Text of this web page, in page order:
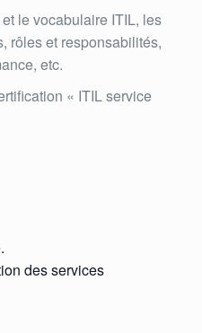
le vocabulaire ITIL, les
rôles et responsabilités,
etc.
« ITIL service
des services